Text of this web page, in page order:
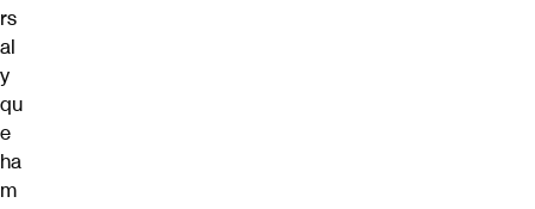
rs
al
y
qu
e
ha
m